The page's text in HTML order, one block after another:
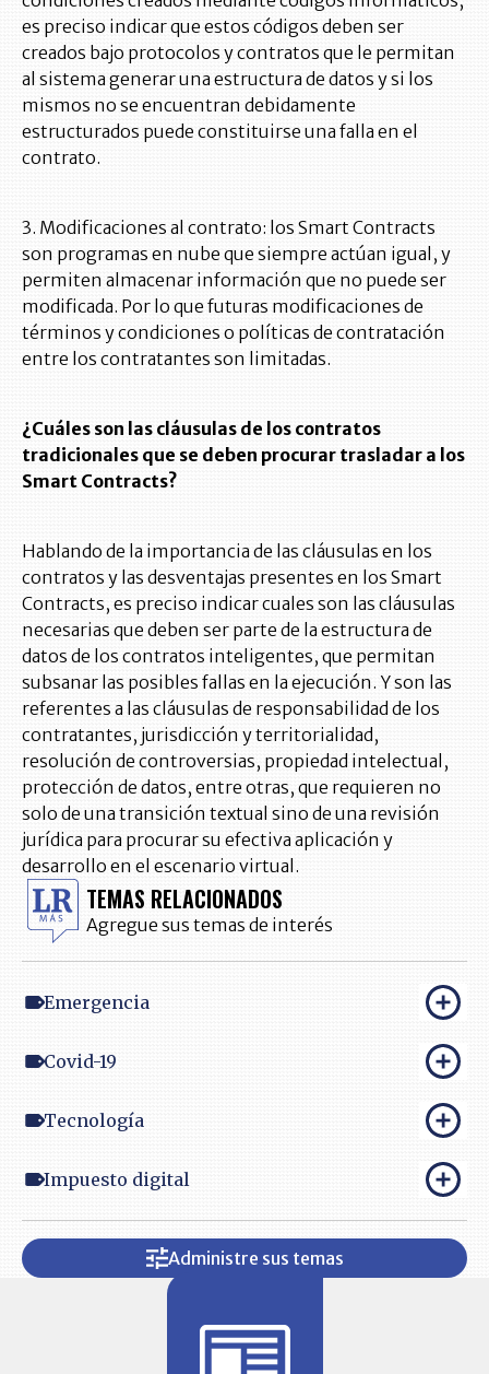
es preciso indicar que estos códigos deben ser
creados bajo protocolos y contratos que le permitan
al sistema generar una estructura de datos y si los
mismos no se encuentran debidamente
estructurados puede constituirse una falla en el
contrato.
3. Modificaciones al contrato: los Smart Contracts
son programas en nube que siempre actúan igual, y
permiten almacenar información que no puede ser
modificada. Por lo que futuras modificaciones de
términos y condiciones o políticas de contratación
entre los contratantes son limitadas.
¿Cuáles son las cláusulas de los contratos
tradicionales que se deben procurar trasladar a los
Smart Contracts?
Hablando de la importancia de las cláusulas en los
contratos y las desventajas presentes en los Smart
Contracts, es preciso indicar cuales son las cláusulas
necesarias que deben ser parte de la estructura de
datos de los contratos inteligentes, que permitan
subsanar las posibles fallas en la ejecución. Y son las
referentes a las cláusulas de responsabilidad de los
contratantes, jurisdicción y territorialidad,
resolución de controversias, propiedad intelectual,
protección de datos, entre otras, que requieren no
solo de una transición textual sino de una revisión
jurídica para procurar su efectiva aplicación y
desarrollo en el escenario virtual.
TEMAS RELACIONADOS
Agregue sus temas de interés
Emergencia
Covid-19
Tecnología
Impuesto digital
Administre sus temas